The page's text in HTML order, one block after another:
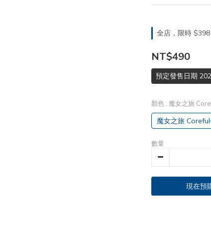
全店，限時
NT$490
預定發售日期
顏色 : 魔女之旅
魔女之旅
數量
現在預